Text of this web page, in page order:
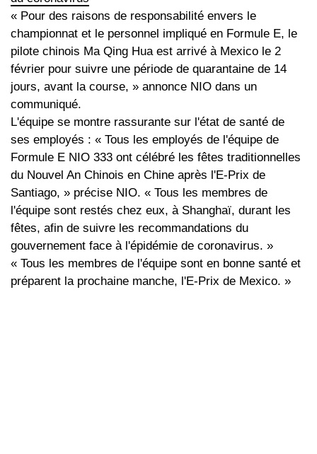
« Pour des raisons de responsabilité envers le
championnat et le personnel impliqué en Formule E, le
pilote chinois Ma Qing Hua est arrivé à Mexico le 2
février pour suivre une période de quarantaine de 14
jours, avant la course, » annonce NIO dans un
communiqué.
L'équipe se montre rassurante sur l'état de santé de
ses employés : « Tous les employés de l'équipe de
Formule E NIO 333 ont célébré les fêtes traditionnelles
du Nouvel An Chinois en Chine après l'E-Prix de
Santiago, » précise NIO. « Tous les membres de
l'équipe sont restés chez eux, à Shanghaï, durant les
fêtes, afin de suivre les recommandations du
gouvernement face à l'épidémie de coronavirus. »
« Tous les membres de l'équipe sont en bonne santé et
préparent la prochaine manche, l'E-Prix de Mexico. »